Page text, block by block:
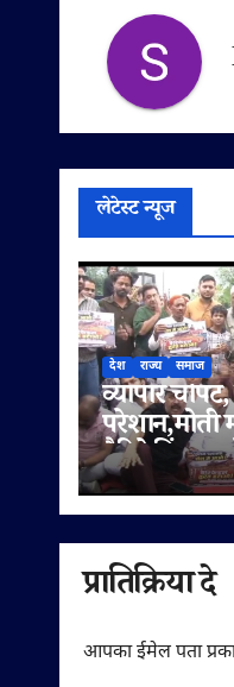
लेटेस्ट न्यूज
देश राज्य समाज
व्यापार
परेशान,मोती
बैरिकेडिंग
लेकर सड़क पर
प्रातिक्रिया दे
आपका ईमेल पता